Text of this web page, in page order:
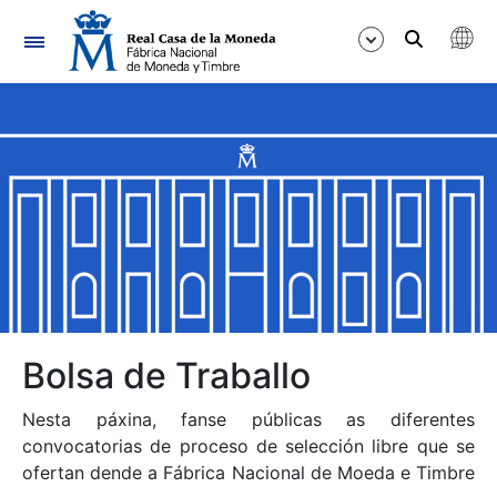
Navegación
Mostrar/Ocultar
Mostrar/Ocultar
Mostrar/Ocultar
Mostrar/Ocultar
Bolsa de Traballo
Nesta páxina, fanse públicas as diferentes
convocatorias de proceso de selección libre que se
ofertan dende a Fábrica Nacional de Moeda e Timbre